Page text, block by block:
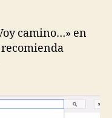
que
se
comió
camino…» en